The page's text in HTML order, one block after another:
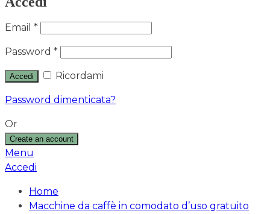
Email *
Password *
Accedi Ricordami
Password dimenticata?
Or
Create an account
Menu
Accedi
Home
Macchine da caffè in comodato d’uso gratuito